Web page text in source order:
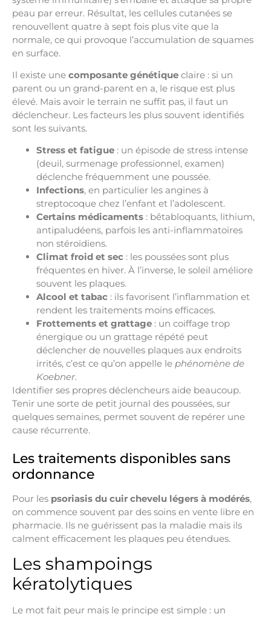
peau par erreur. Résultat, les cellules cutanées se
renouvellent quatre à sept fois plus vite que la
normale, ce qui provoque l’accumulation de squames
en surface.
Il existe une composante génétique claire : si un
parent ou un grand-parent en a, le risque est plus
élevé. Mais avoir le terrain ne suffit pas, il faut un
déclencheur. Les facteurs les plus souvent identifiés
sont les suivants.
Stress et fatigue : un épisode de stress intense
(deuil, surmenage professionnel, examen)
déclenche fréquemment une poussée.
Infections, en particulier les angines à
streptocoque chez l’enfant et l’adolescent.
Certains médicaments : bêtabloquants, lithium,
antipaludéens, parfois les anti-inflammatoires
non stéroïdiens.
Climat froid et sec : les poussées sont plus
fréquentes en hiver. À l’inverse, le soleil améliore
souvent les plaques.
Alcool et tabac : ils favorisent l’inflammation et
rendent les traitements moins efficaces.
Frottements et grattage : un coiffage trop
énergique ou un grattage répété peut
déclencher de nouvelles plaques aux endroits
irrités, c’est ce qu’on appelle le phénomène de
Koebner.
Identifier ses propres déclencheurs aide beaucoup.
Tenir une sorte de petit journal des poussées, sur
quelques semaines, permet souvent de repérer une
cause récurrente.
Les traitements disponibles sans
ordonnance
Pour les psoriasis du cuir chevelu légers à modérés,
on commence souvent par des soins en vente libre en
pharmacie. Ils ne guérissent pas la maladie mais ils
calment efficacement les plaques peu étendues.
Les shampoings
kératolytiques
Le mot fait peur mais le principe est simple : un